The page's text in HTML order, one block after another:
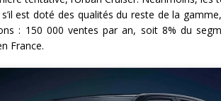
est doté des qualités du reste de la
: 150 000 ventes par an, soit 8% du
France.